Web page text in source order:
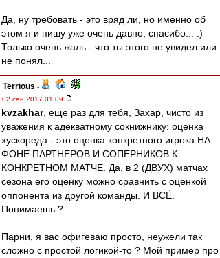
Да, ну требовать - это вряд ли, но именно об
этом я и пишу уже очень давно, спасибо... :)
Только очень жаль - что ты этого не увидел или
не понял...
Terrious -
02 сен 2017 01:09
kvzakhar, еще раз для тебя, Захар, чисто из
уважения к адекватному сокнижнику: оценка
хускореда - это оценка конкретного игрока НА
ФОНЕ ПАРТНЕРОВ И СОПЕРНИКОВ К
КОНКРЕТНОМ МАТЧЕ. Да, в 2 (ДВУХ) матчах
сезона его оценку можно сравнить с оценкой
оппонента из другой команды. И ВСЁ.
Понимаешь ?
Парни, я вас офигеваю просто, неужели так
сложно с простой логикой-то ? Мой пример про